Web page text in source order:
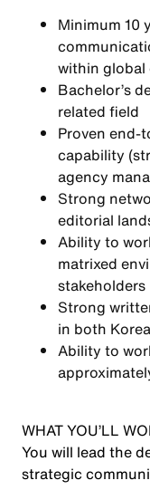
Minimum 10
within
Bachelor’s
related field
Proven end-
capability
agency
Strong
editorial
Ability to
matrixed
stakeholders
Strong
in both
Ability to
WHAT YOU’LL
You will lead the
strategic